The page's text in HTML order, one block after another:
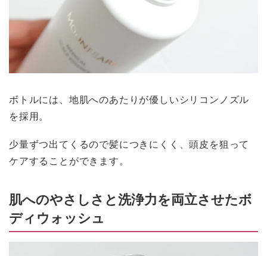
ボトルには、地肌へのあたりが優しいシリコンノズル
を採用。
少量ずつ出てくるので髪につきにくく、頭皮を狙って
ケアすることができます。
肌へのやさしさと洗浄力を両立させたボ
ディウォッシュ